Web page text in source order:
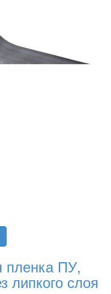
пленка ПУ,
липкого слоя